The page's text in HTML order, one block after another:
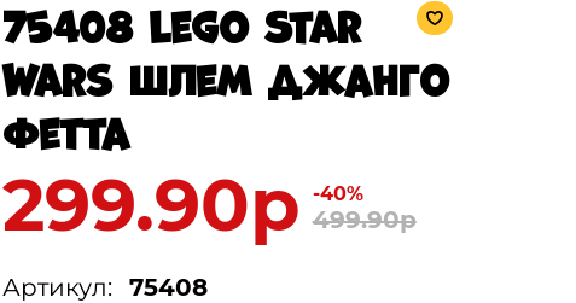
75408 Lego Star
Wars Шлем Джанго
Фетта
299.90р -40%
499.90р
Артикул: 75408